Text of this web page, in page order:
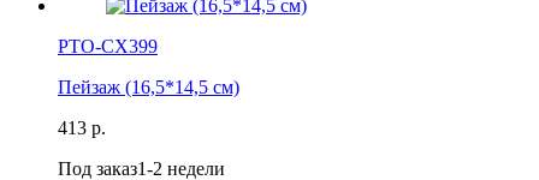
РТО-СХ399
Пейзаж (16,5*14,5 см)
413 р.
Под заказ1-2 недели